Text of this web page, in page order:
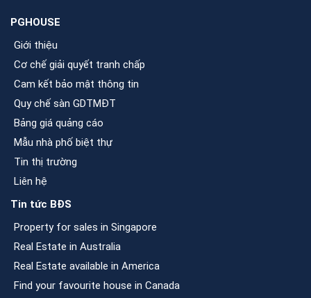
PGHOUSE
Giới thiệu
Cơ chế giải quyết tranh chấp
Cam kết bảo mật thông tin
Quy chế sàn GDTMĐT
Bảng giá quảng cáo
Mẫu nhà phố biệt thự
Tin thị trường
Liên hệ
Tin tức BĐS
Property for sales in Singapore
Real Estate in Australia
Real Estate available in America
Find your favourite house in Canada